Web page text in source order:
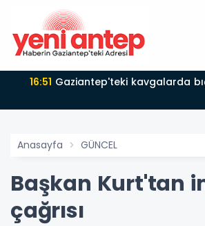
16:51 Gaziantep'teki kavgalarda
Anasayfa GÜNCEL
Başkan Kurt'tan
çağrısı